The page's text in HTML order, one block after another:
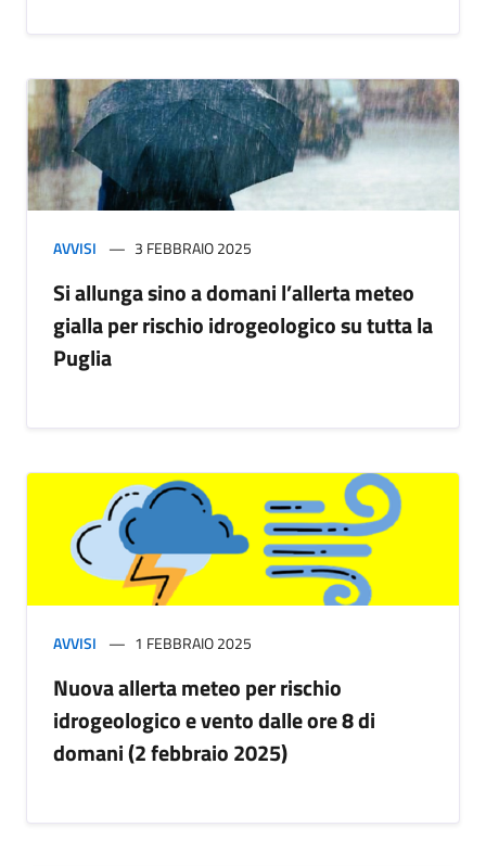
AVVISI 3 FEBBRAIO 2025
Si allunga sino a domani l’allerta meteo
gialla per rischio idrogeologico su tutta la
Puglia
AVVISI 1 FEBBRAIO 2025
Nuova allerta meteo per rischio
idrogeologico e vento dalle ore 8 di
domani (2 febbraio 2025)